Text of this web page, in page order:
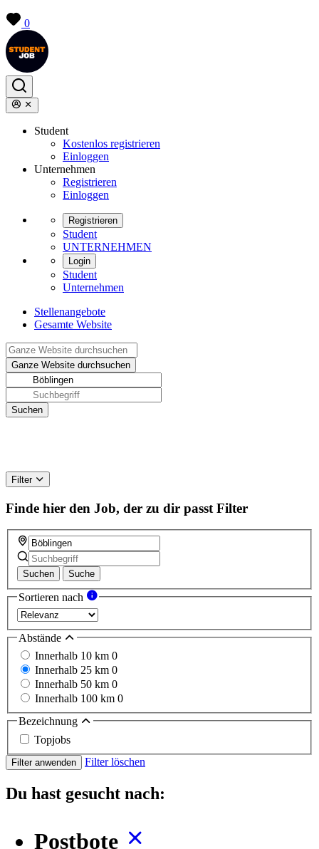
0
Student
Kostenlos registrieren
Einloggen
Unternehmen
Registrieren
Einloggen
Registrieren
Student
UNTERNEHMEN
Login
Student
Unternehmen
Stellenangebote
Gesamte Website
Filter
Finde hier den Job, der zu dir passt Filter
Suchen Suche
Sortieren nach
Abstände
Innerhalb 10 km 0
Innerhalb 25 km 0
Innerhalb 50 km 0
Innerhalb 100 km 0
Bezeichnung
Topjobs
Filter anwenden Filter löschen
Du hast gesucht nach:
Postbote